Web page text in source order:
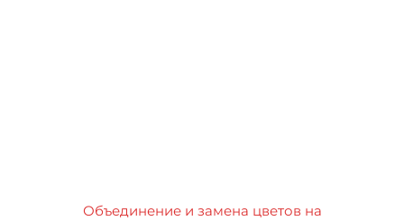
Объединение и замена цветов на